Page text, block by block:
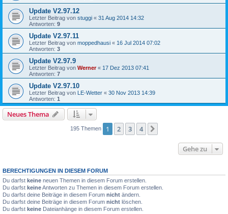
Update V2.97.12
Letzter Beitrag von stuggi « 31 Aug 2014 14:32
Antworten: 9
Update V2.97.11
Letzter Beitrag von moppedhausi « 16 Jul 2014 07:02
Antworten: 3
Update V2.97.9
Letzter Beitrag von Werner« 17 Dez 2013 07:41
Antworten: 7
Update V2.97.10
Letzter Beitrag von LE-Wetter « 30 Nov 2013 14:39
Antworten: 1
Neues Thema
195 Themen 1 2 3 4
Gehe zu
BERECHTIGUNGEN IN DIESEM FORUM
Du darfst keine neuen Themen in diesem Forum erstellen.
Du darfst keineAntworten zu Themen in diesem Forum erstellen.
Du darfst deine Beiträge in diesem Forum nicht ändern.
Du darfst deine Beiträge in diesem Forum nicht löschen.
Du darfst keine Dateianhänge in diesem Forum erstellen.